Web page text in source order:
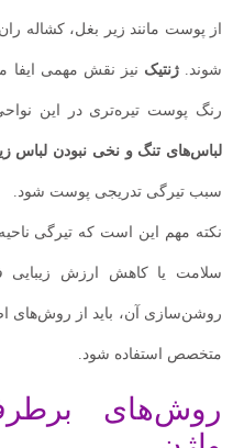
از پوست مانند زیر بغل، کشاله
شوند.ژنتیک نیز نقش مهمی ایفا
رنگ پوست تیره‌تری در این
لباس‌های تنگ و نخی نبودن لباس
سبب تیرگی تدریجی پوست شود.
نکته مهم این است که تیرگی
سلامت یا کاهش ارزش
روشن‌سازی آن، باید از روش‌های
متخصص استفاده شود.
روش‌های